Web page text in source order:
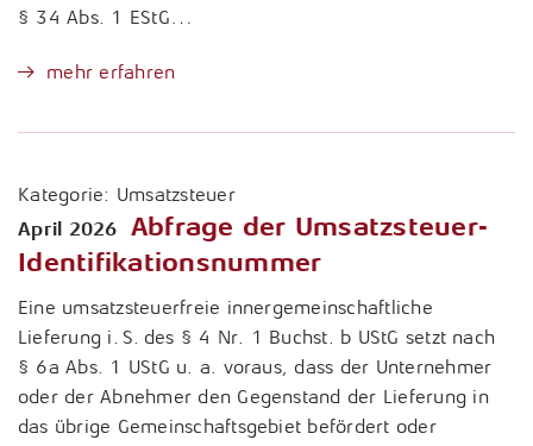
§ 34 Abs. 1 EStG…
mehr erfahren
Kategorie: Umsatzsteuer
April 2026
Abfrage der Umsatzsteuer-
Identifikationsnummer
Eine umsatzsteuerfreie innergemeinschaftliche
Lieferung i. S. des § 4 Nr. 1 Buchst. b UStG setzt nach
§ 6a Abs. 1 UStG u. a. voraus, dass der Unternehmer
oder der Abnehmer den Gegenstand der Lieferung in
das übrige Gemeinschaftsgebiet befördert oder